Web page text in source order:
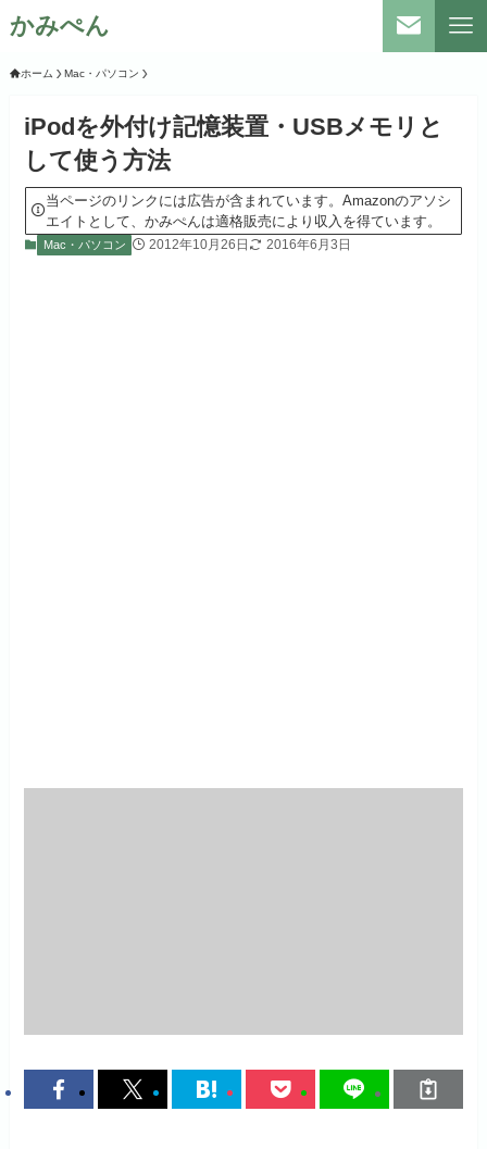
かみぺん
ホーム Mac・パソコン
iPodを外付け記憶装置・USBメモリと
して使う方法
当ページのリンクには広告が含まれています。Amazonのアソシ
エイトとして、かみぺんは適格販売により収入を得ています。
Mac・パソコン 2012年10月26日 2016年6月3日